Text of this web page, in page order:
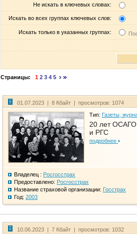
Не искать в ключевых словах:
Искать во всех группах ключевых слов:
Искать только в указанных группах:
Страницы: 1 2 3 4 5
01.07.2023 | 8 Кбайт | просмотров: 1074
Тип: Газеты,
20 лет
и РГС
подробнее
Владелец : Росгосстрах
Предоставлено: Росгосстрах
Название страховой организации: Госстрах
Год: 2003
10.06.2023 | 7 Кбайт | просмотров: 1032